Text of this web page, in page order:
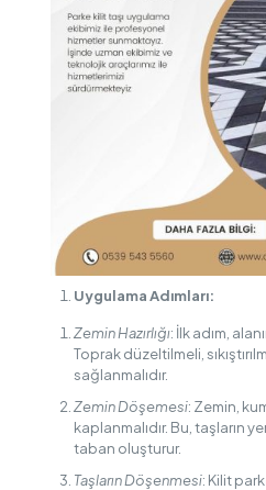
Uygulama Adımları:
Zemin Hazırlığı: İlk adım,
Toprak düzeltilmeli,
sağlanmalıdır.
Zemin Döşemesi: Zemin,
kaplanmalıdır. Bu, taşların
taban oluşturur.
Taşların Döşenmesi: Kilit